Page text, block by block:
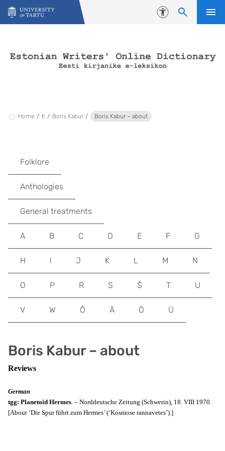
Skip to content
Accessibility
Home K Boris Kabur Boris Kabur – about
Boris Kabur – about
Reviews
German
tgg: Planetoid Hermes. – Norddeutsche Zeitung (Schwerin), 18. VIII 1970.
[About ‘Die Spur führt zum Hermes’ (‘Kosmose rannavetes’).]
Folklore
Anthologies
General treatments
A B C D E F G
H I J K L M N
O P R S Š T U
V W Õ Ä Ö Ü